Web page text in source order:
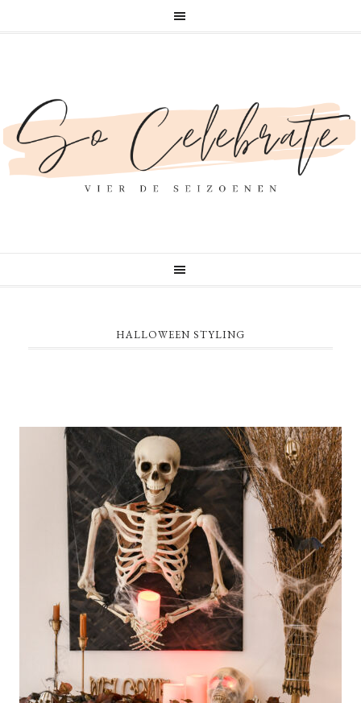
HALLOWEEN STYLING